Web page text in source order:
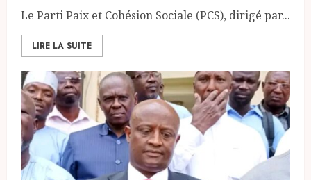
Le Parti Paix et Cohésion Sociale (PCS), dirigé par...
LIRE LA SUITE